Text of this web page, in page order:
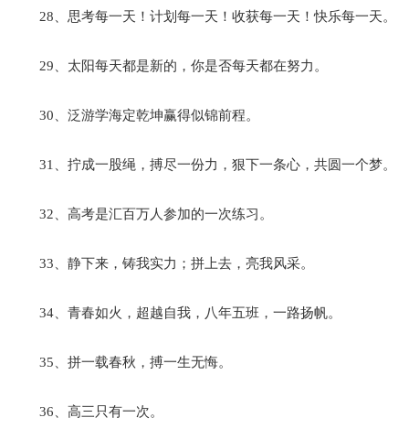
28、思考每一天！计划每一天！收获每一天！快乐每一天。
29、太阳每天都是新的，你是否每天都在努力。
30、泛游学海定乾坤赢得似锦前程。
31、拧成一股绳，搏尽一份力，狠下一条心，共圆一个梦。
32、高考是汇百万人参加的一次练习。
33、静下来，铸我实力；拼上去，亮我风采。
34、青春如火，超越自我，八年五班，一路扬帆。
35、拼一载春秋，搏一生无悔。
36、高三只有一次。